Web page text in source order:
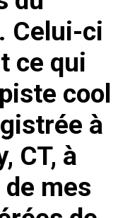
Celui-ci
ce qui
cool
à
CT, à
mes